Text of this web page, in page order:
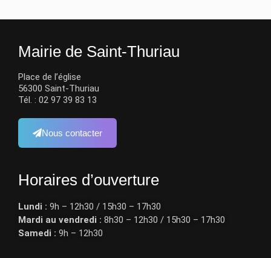
Mairie de Saint-Thuriau
Place de l’église
56300 Saint-Thuriau
Tél. : 02 97 39 83 13
Nous contacter
Horaires d’ouverture​
Lundi : 9h – 12h30 / 15h30 – 17h30
Mardi au vendredi : 8h30 – 12h30 / 15h30 – 17h30
Samedi : 9h – 12h30